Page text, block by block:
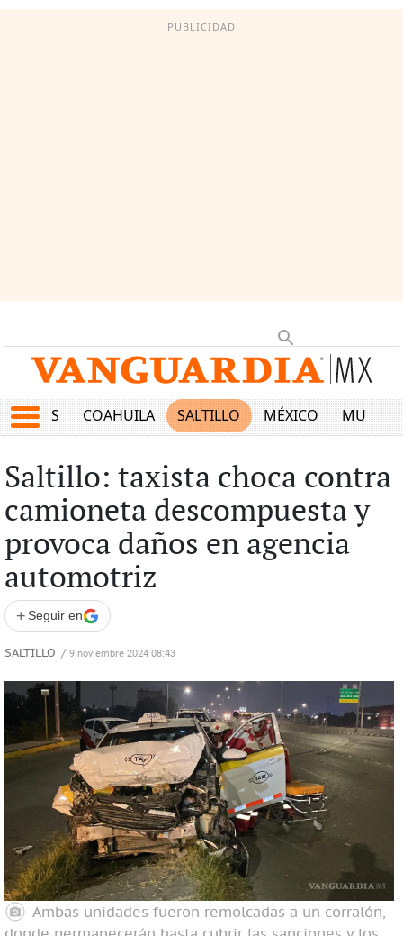
PUBLICIDAD
JUEGOS COAHUILA SALTILLO MÉXICO MUNDO
Saltillo: taxista choca contra
camioneta descompuesta y
provoca daños en agencia
automotriz
+ Seguir en
SALTILLO / 9 noviembre 2024 08:43
Ambas unidades fueron remolcadas a un corralón,